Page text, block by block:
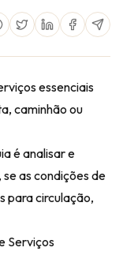
essenciais
caminhão ou
é analisar e
as condições de
para circulação,
Serviços